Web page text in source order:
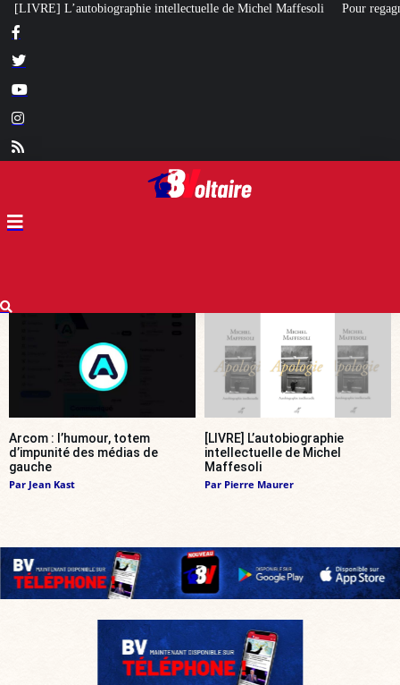
de Michel Maffesoli Pour regagner son influence en Afrique, le
Arcom : l’humour, totem
d’impunité des médias de
gauche
Par Jean Kast
[LIVRE] L’autobiographie
intellectuelle de Michel
Maffesoli
Par Pierre Maurer